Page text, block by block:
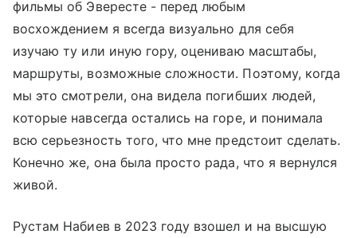
фильмы об Эвересте - перед любым
восхождением я всегда визуально для себя
изучаю ту или иную гору, оцениваю масштабы,
маршруты, возможные сложности. Поэтому, когда
мы это смотрели, она видела погибших людей,
которые навсегда остались на горе, и понимала
всю серьезность того, что мне предстоит сделать.
Конечно же, она была просто рада, что я вернулся
живой.
Рустам Набиев в 2023 году взошел и на высшую